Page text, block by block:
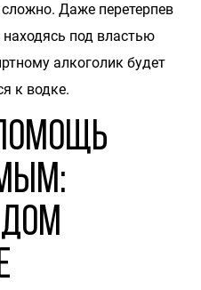
Даже перетерпев
под властью
алкоголик будет
к водке.